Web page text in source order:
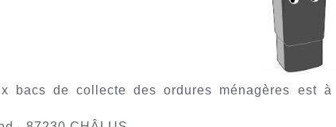
bacs de collecte des ordures ménagères est